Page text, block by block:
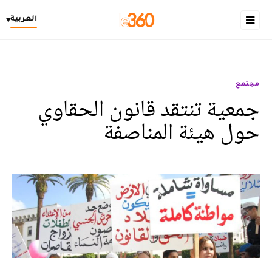
العربية▾
مجتمع
جمعية تنتقد قانون الحقاوي
حول هيئة المناصفة